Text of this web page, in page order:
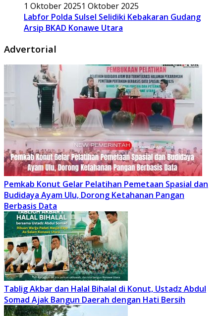
1 Oktober 20251 Oktober 2025
Labfor Polda Sulsel Selidiki Kebakaran Gudang
Arsip BKAD Konawe Utara
Advertorial
Pemkab Konut Gelar Pelatihan Pemetaan Spasial dan
Budidaya Ayam Ulu, Dorong Ketahanan Pangan
Berbasis Data
Tablig Akbar dan Halal Bihalal di Konut, Ustadz Abdul
Somad Ajak Bangun Daerah dengan Hati Bersih